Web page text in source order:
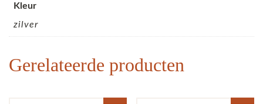
Kleur
zilver
Gerelateerde producten